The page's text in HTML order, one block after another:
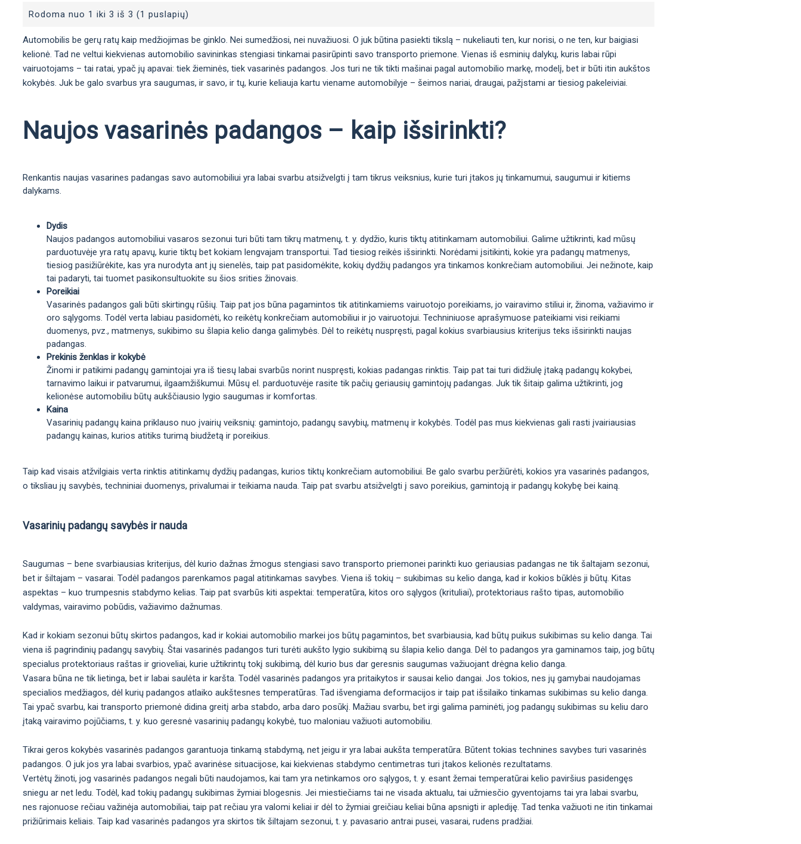
Rodoma nuo 1 iki 3 iš 3 (1 puslapių)
Automobilis be gerų ratų kaip medžiojimas be ginklo. Nei sumedžiosi, nei nuvažiuosi. O juk būtina pasiekti tikslą – nukeliauti ten, kur norisi, o ne ten, kur baigiasi
kelionė. Tad ne veltui kiekvienas automobilio savininkas stengiasi tinkamai pasirūpinti savo transporto priemone. Vienas iš esminių dalykų, kuris labai rūpi
vairuotojams – tai ratai, ypač jų apavai: tiek žieminės, tiek vasarinės padangos. Jos turi ne tik tikti mašinai pagal automobilio markę, modelį, bet ir būti itin aukštos
kokybės. Juk be galo svarbus yra saugumas, ir savo, ir tų, kurie keliauja kartu viename automobilyje – šeimos nariai, draugai, pažįstami ar tiesiog pakeleiviai.
Naujos vasarinės padangos – kaip išsirinkti?
Renkantis naujas vasarines padangas savo automobiliui yra labai svarbu atsižvelgti į tam tikrus veiksnius, kurie turi įtakos jų tinkamumui, saugumui ir kitiems
dalykams.
Dydis
Naujos padangos automobiliui vasaros sezonui turi būti tam tikrų matmenų, t. y. dydžio, kuris tiktų atitinkamam automobiliui. Galime užtikrinti, kad mūsų
parduotuvėje yra ratų apavų, kurie tiktų bet kokiam lengvajam transportui. Tad tiesiog reikės išsirinkti. Norėdami įsitikinti, kokie yra padangų matmenys,
tiesiog pasižiūrėkite, kas yra nurodyta ant jų sienelės, taip pat pasidomėkite, kokių dydžių padangos yra tinkamos konkrečiam automobiliui. Jei nežinote, kaip
tai padaryti, tai tuomet pasikonsultuokite su šios srities žinovais.
Poreikiai
Vasarinės padangos gali būti skirtingų rūšių. Taip pat jos būna pagamintos tik atitinkamiems vairuotojo poreikiams, jo vairavimo stiliui ir, žinoma, važiavimo ir
oro sąlygoms. Todėl verta labiau pasidomėti, ko reikėtų konkrečiam automobiliui ir jo vairuotojui. Techniniuose aprašymuose pateikiami visi reikiami
duomenys, pvz., matmenys, sukibimo su šlapia kelio danga galimybės. Dėl to reikėtų nuspręsti, pagal kokius svarbiausius kriterijus teks išsirinkti naujas
padangas.
Prekinis ženklas ir kokybė
Žinomi ir patikimi padangų gamintojai yra iš tiesų labai svarbūs norint nuspręsti, kokias padangas rinktis. Taip pat tai turi didžiulę įtaką padangų kokybei,
tarnavimo laikui ir patvarumui, ilgaamžiškumui. Mūsų el. parduotuvėje rasite tik pačių geriausių gamintojų padangas. Juk tik šitaip galima užtikrinti, jog
kelionėse automobiliu būtų aukščiausio lygio saugumas ir komfortas.
Kaina
Vasarinių padangų kaina priklauso nuo įvairių veiksnių: gamintojo, padangų savybių, matmenų ir kokybės. Todėl pas mus kiekvienas gali rasti įvairiausias
padangų kainas, kurios atitiks turimą biudžetą ir poreikius.
Taip kad visais atžvilgiais verta rinktis atitinkamų dydžių padangas, kurios tiktų konkrečiam automobiliui. Be galo svarbu peržiūrėti, kokios yra vasarinės padangos,
o tiksliau jų savybės, techniniai duomenys, privalumai ir teikiama nauda. Taip pat svarbu atsižvelgti į savo poreikius, gamintoją ir padangų kokybę bei kainą.
Vasarinių padangų savybės ir nauda
Saugumas – bene svarbiausias kriterijus, dėl kurio dažnas žmogus stengiasi savo transporto priemonei parinkti kuo geriausias padangas ne tik šaltajam sezonui,
bet ir šiltajam – vasarai. Todėl padangos parenkamos pagal atitinkamas savybes. Viena iš tokių – sukibimas su kelio danga, kad ir kokios būklės ji būtų. Kitas
aspektas – kuo trumpesnis stabdymo kelias. Taip pat svarbūs kiti aspektai: temperatūra, kitos oro sąlygos (krituliai), protektoriaus rašto tipas, automobilio
valdymas, vairavimo pobūdis, važiavimo dažnumas.
Kad ir kokiam sezonui būtų skirtos padangos, kad ir kokiai automobilio markei jos būtų pagamintos, bet svarbiausia, kad būtų puikus sukibimas su kelio danga. Tai
viena iš pagrindinių padangų savybių. Štai vasarinės padangos turi turėti aukšto lygio sukibimą su šlapia kelio danga. Dėl to padangos yra gaminamos taip, jog būtų
specialus protektoriaus raštas ir grioveliai, kurie užtikrintų tokį sukibimą, dėl kurio bus dar geresnis saugumas važiuojant drėgna kelio danga.
Vasara būna ne tik lietinga, bet ir labai saulėta ir karšta. Todėl vasarinės padangos yra pritaikytos ir sausai kelio dangai. Jos tokios, nes jų gamybai naudojamas
specialios medžiagos, dėl kurių padangos atlaiko aukštesnes temperatūras. Tad išvengiama deformacijos ir taip pat išsilaiko tinkamas sukibimas su kelio danga.
Tai ypač svarbu, kai transporto priemonė didina greitį arba stabdo, arba daro posūkį. Mažiau svarbu, bet irgi galima paminėti, jog padangų sukibimas su keliu daro
įtaką vairavimo pojūčiams, t. y. kuo geresnė vasarinių padangų kokybė, tuo maloniau važiuoti automobiliu.
Tikrai geros kokybės vasarinės padangos garantuoja tinkamą stabdymą, net jeigu ir yra labai aukšta temperatūra. Būtent tokias technines savybes turi vasarinės
padangos. O juk jos yra labai svarbios, ypač avarinėse situacijose, kai kiekvienas stabdymo centimetras turi įtakos kelionės rezultatams.
Vertėtų žinoti, jog vasarinės padangos negali būti naudojamos, kai tam yra netinkamos oro sąlygos, t. y. esant žemai temperatūrai kelio paviršius pasidengęs
sniegu ar net ledu. Todėl, kad tokių padangų sukibimas žymiai blogesnis. Jei miestiečiams tai ne visada aktualu, tai užmiesčio gyventojams tai yra labai svarbu,
nes rajonuose rečiau važinėja automobiliai, taip pat rečiau yra valomi keliai ir dėl to žymiai greičiau keliai būna apsnigti ir aplediję. Tad tenka važiuoti ne itin tinkamai
prižiūrimais keliais. Taip kad vasarinės padangos yra skirtos tik šiltajam sezonui, t. y. pavasario antrai pusei, vasarai, rudens pradžiai.